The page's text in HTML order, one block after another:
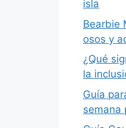
isla
Bearbie
osos y
¿Qué
la
Guía
semana